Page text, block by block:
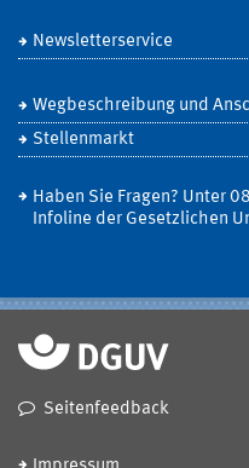
Newsletterservice
Wegbeschreibung und
Stellenmarkt
Haben Sie Fragen? Unter
Infoline der Gesetzlichen
Seitenfeedback